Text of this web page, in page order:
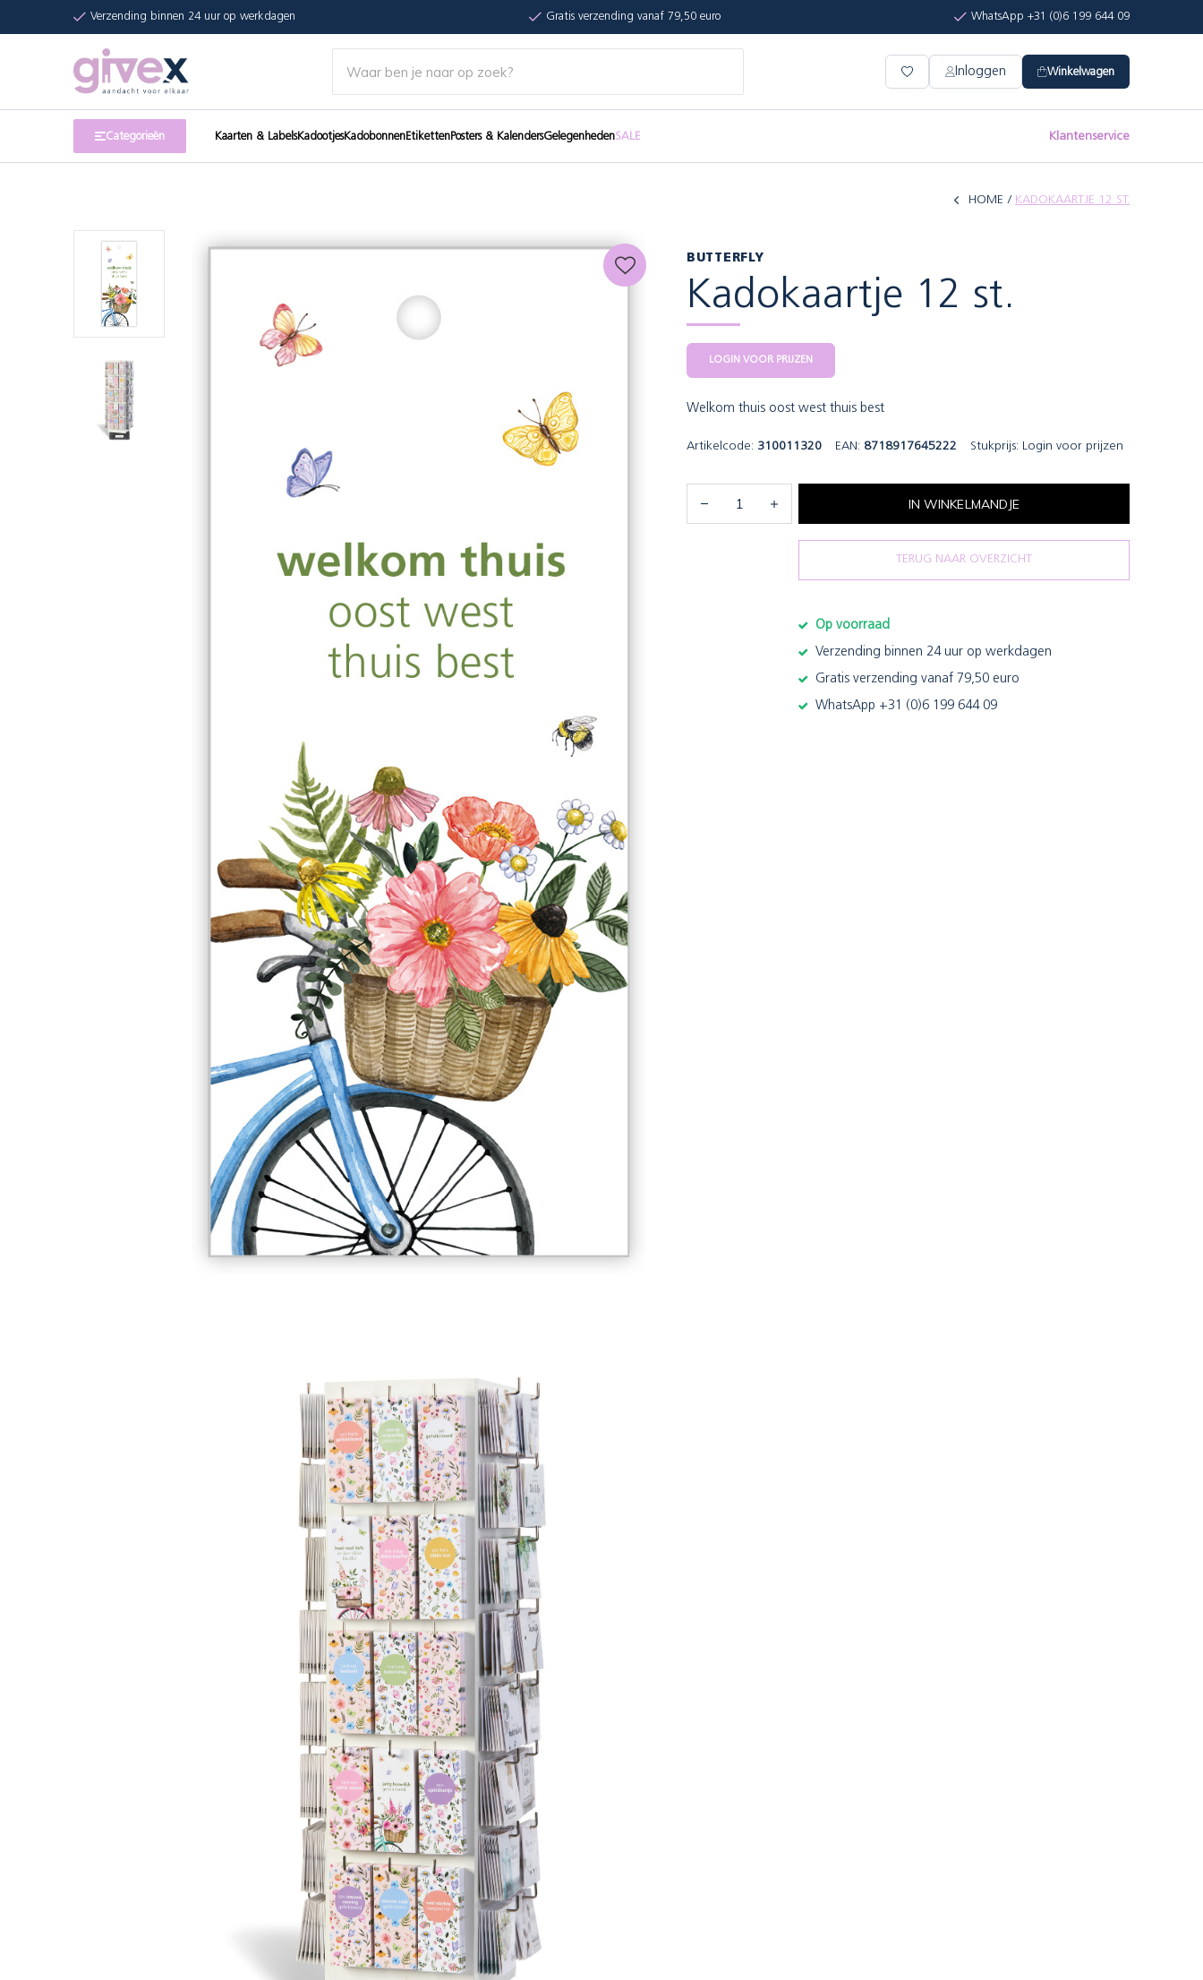
Verzending binnen 24 uur op werkdagen Gratis verzending vanaf 79,50 euro WhatsApp +31 (0)6 199 644 09
Inloggen Winkelwagen
Categorieën Kaarten & LabelsKadootjesKadobonnenEtikettenPosters & KalendersGelegenhedenSALE Klantenservice
HOME KADOKAARTJE 12 ST.
BUTTERFLY
Kadokaartje 12 st.
LOGIN VOOR PRIJZEN
Welkom thuis oost west thuis best
Artikelcode: 310011320 EAN: 8718917645222 Stukprijs: Login voor prijzen
IN WINKELMANDJE
TERUG NAAR OVERZICHT
Op voorraad
Verzending binnen 24 uur op werkdagen
Gratis verzending vanaf 79,50 euro
WhatsApp +31 (0)6 199 644 09